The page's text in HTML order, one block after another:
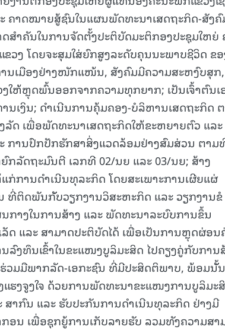
ຄາດໝາຍສູ້ຊົນໃນແຜນພັດທະນາເສດຖະກິດ-ສັງຄົ
ສໍາຄັນໃນການຈັດຕັ້ງປະຕິບັດມະຕິກອງປະຊຸມໃຫຍ່
ວງ ໂດຍຈະສຸມໃສ່ຍົກສູງລະດັບຄຸນນະພາບຊີວິດ ຂ
ນເມືອງຢ່າງໜັກແໜ້ນ, ສັງຄົມມີຄວາມສະຫງົບສຸກ
ໃຫ້ຫຼຸດພົ້ນອອກຈາກຄວາມທຸກຍາກ; ເປັນເຈົ້າຕົນເ
ນເງິນ; ດໍາເນີນການຄຸ້ມຄອງ-ບໍລິຫານເສດຖະກິດ
ດ ເພື່ອພັດທະນາເສດຖະກິດໃຫ້ຂະຫຍາຍຕົວ ແລະ
ະ ການປົກປັກຮັກສາສິ່ງແວດລ້ອມຢ່າງສົມສ່ວນ ຕາມ
ກລັດຖະມົນຕີ ເລກທີ 02/ນຍ ແລະ 03/ນຍ; ສ້າງ
ການດໍາເນີນທຸລະກິດ ໂດຍສະເພາະການເຜີຍແຜ່
ທີ່ຕິດພັນກັັບວຽກງານວິສະຫະກິດ ແລະ ວຽກງານຂໍ
ກາງໃນການສ້າງ ແລະ ພັດທະນາລະບົບການຂຶ້ນ
ດ ແລະ ສາມາດປະຕິບັດໄດ້ ເພື່ອເປັນການຫຼຸດຜ່ອນ
ລົງທຶນເຂົ້າໃນຂະແໜງບູລິມະສິດ ໄປຄຽງຄູ່ກັບການ
ວມມືພາກລັດ-ເອກະຊົນ ທີ່ມີປະສິດຕິພາບ, ພ້ອມນັັ້
ແຮງຈູງໃຈ ດ້ວຍການພັດທະນາຂະແໜງການບູລິມະ
າກົນ ແລະ ຮັບປະກັນການດໍາເນີນທຸລະກິດ ຢ່າງມີ
ອນ ເພື່ອຊຸກຍູ້ການເກັບລາຍຮັບ ລວມທັງຄວາມສາ
15.040(07-08-